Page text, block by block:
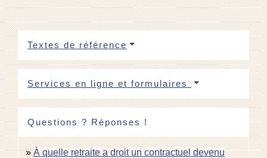
Textes de référence
Services en ligne et formulaires
Questions ? Réponses !
À quelle retraite a droit un contractuel devenu